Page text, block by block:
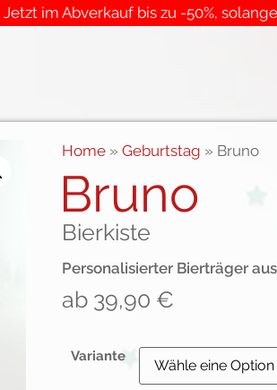
Jetzt im Abverkauf bis zu -50%,
Home» Geburtstag » Bruno
Bruno
Bierkiste
Personalisierter Bierträger
ab 39,90 €
Variante